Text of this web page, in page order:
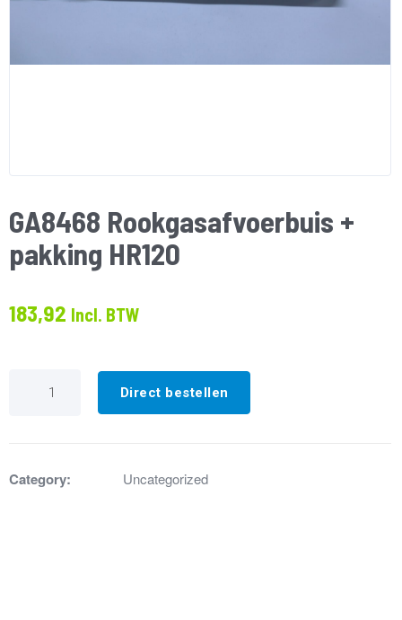
GA8468 Rookgasafvoerbuis +
pakking HR120
183,92 Incl. BTW
RookgasafvoerbuisDirect bestellen
Category: Uncategorized